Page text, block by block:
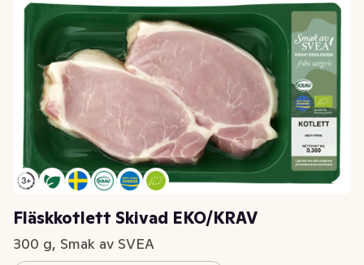
Fläskkotlett Skivad EKO/KRAV
300 g, Smak av SVEA